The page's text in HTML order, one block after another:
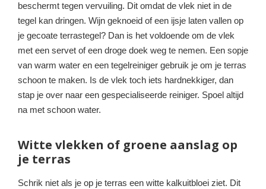
beschermt tegen vervuiling. Dit omdat de vlek niet in de
tegel kan dringen. Wijn geknoeid of een ijsje laten vallen op
je gecoate terrastegel? Dan is het voldoende om de vlek
met een servet of een droge doek weg te nemen. Een sopje
van warm water en een tegelreiniger gebruik je om je terras
schoon te maken. Is de vlek toch iets hardnekkiger, dan
stap je over naar een gespecialiseerde reiniger. Spoel altijd
na met schoon water.
Witte vlekken of groene aanslag op
je terras
Schrik niet als je op je terras een witte kalkuitbloei ziet. Dit